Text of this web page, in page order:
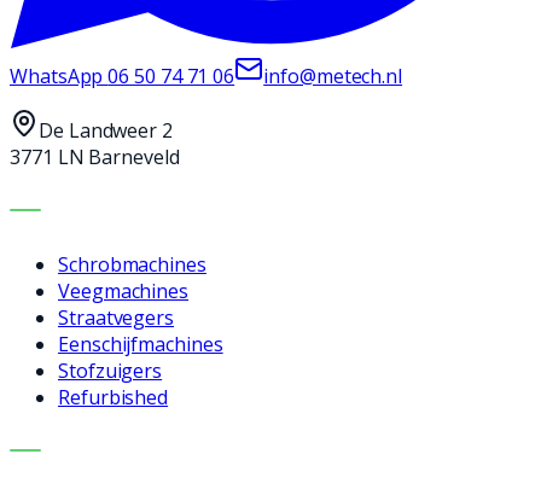
WhatsApp06 50 74 71 06 info@metech.nl
De Landweer 2
3771 LN Barneveld
MACHINES
Schrobmachines
Veegmachines
Straatvegers
Eenschijfmachines
Stofzuigers
Refurbished
DIENSTEN